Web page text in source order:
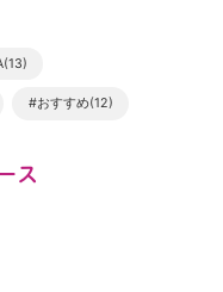
#おすすめ(12)
ス